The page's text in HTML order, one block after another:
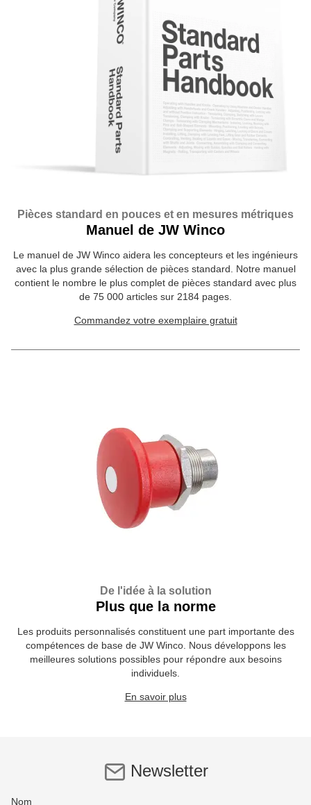
Pièces standard en pouces et en mesures métriques
Manuel de JW Winco
Le manuel de JW Winco aidera les concepteurs et les ingénieurs
avec la plus grande sélection de pièces standard. Notre manuel
contient le nombre le plus complet de pièces standard avec plus
de 75 000 articles sur 2184 pages.
Commandez votre exemplaire gratuit
De l'idée à la solution
Plus que la norme
Les produits personnalisés constituent une part importante des
compétences de base de JW Winco. Nous développons les
meilleures solutions possibles pour répondre aux besoins
individuels.
En savoir plus
Newsletter
Nom